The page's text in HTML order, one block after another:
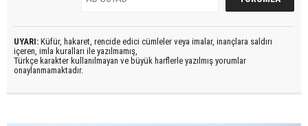
UYARI: Küfür, hakaret, rencide edici cümleler veya imalar, inançlara saldırı
içeren, imla kuralları ile yazılmamış,
Türkçe karakter kullanılmayan ve büyük harflerle yazılmış yorumlar
onaylanmamaktadır.